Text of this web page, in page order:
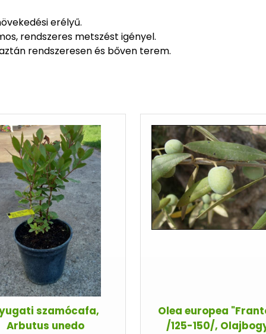
erélyű.
rendszeres metszést igényel.
rendszeresen és bőven terem.
szamócafa,
Arbutus unedo
Olea europea
/125-150/,